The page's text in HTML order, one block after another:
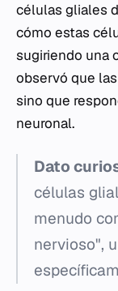
células gliales
cómo estas
sugiriendo una
observó que
sino que
neuronal.
Dato
células
menudo
nervioso",